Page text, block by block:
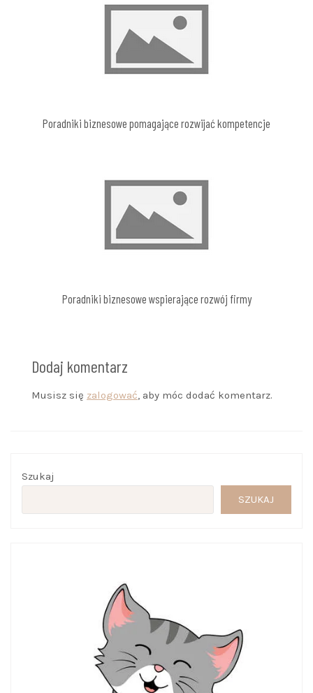
Poradniki biznesowe pomagające rozwijać kompetencje
Poradniki biznesowe wspierające rozwój firmy
Dodaj komentarz
Musisz się zalogować, aby móc dodać komentarz.
Szukaj
SZUKAJ